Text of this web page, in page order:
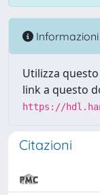
Informazioni
Utilizza
link a questo
https://
Citazioni